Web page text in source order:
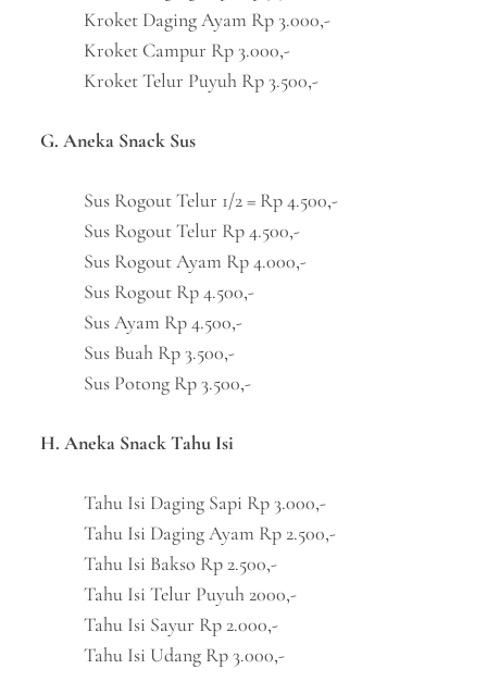
Kroket Daging Ayam Rp 3.000,-
Kroket Campur Rp 3.000,-
Kroket Telur Puyuh Rp 3.500,-
G. Aneka Snack Sus
Sus Rogout Telur 1/2 = Rp 4.500,-
Sus Rogout Telur Rp 4.500,-
Sus Rogout Ayam Rp 4.000,-
Sus Rogout Rp 4.500,-
Sus Ayam Rp 4.500,-
Sus Buah Rp 3.500,-
Sus Potong Rp 3.500,-
H. Aneka Snack Tahu Isi
Tahu Isi Daging Sapi Rp 3.000,-
Tahu Isi Daging Ayam Rp 2.500,-
Tahu Isi Bakso Rp 2.500,-
Tahu Isi Telur Puyuh 2000,-
Tahu Isi Sayur Rp 2.000,-
Tahu Isi Udang Rp 3.000,-